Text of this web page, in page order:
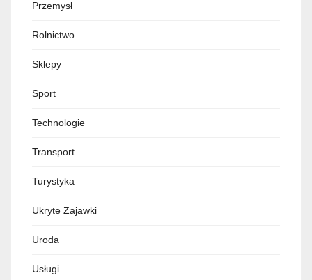
Przemysł
Rolnictwo
Sklepy
Sport
Technologie
Transport
Turystyka
Ukryte Zajawki
Uroda
Usługi